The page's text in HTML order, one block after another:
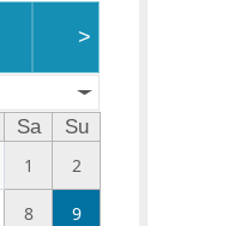
>
Sa
Su
1
2
8 9